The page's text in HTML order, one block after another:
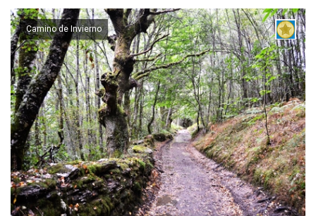
Camino de Invierno